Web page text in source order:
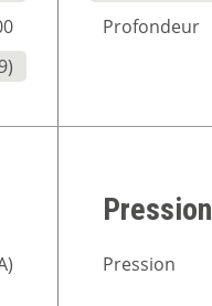
Profondeur
Pression
Pression